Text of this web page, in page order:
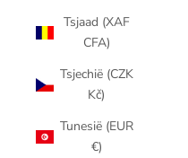
Tsjaad (XAF
CFA)
Tsjechië (CZK
Kč)
Tunesië (EUR
€)